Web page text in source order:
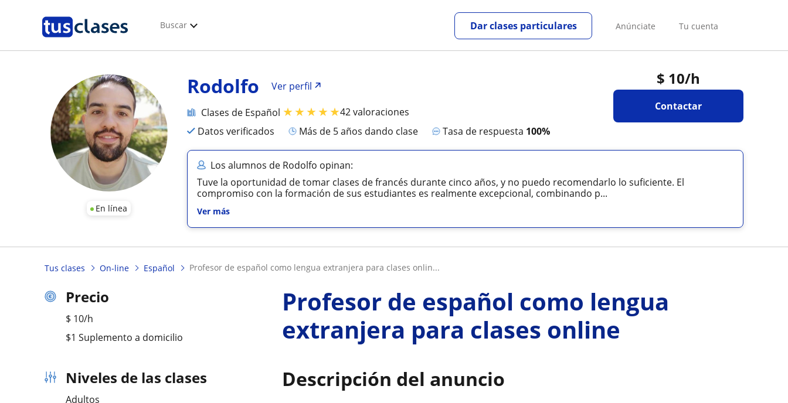
Buscar Anúnciate Tu cuenta
Dar clases particulares
En línea
$ 10/h
Contactar
Rodolfo Ver perfil
Clases de Español ★★★★★42 valoraciones
Datos verificados
más de 5 años dando clase Tasa de respuesta 100%
Los alumnos de Rodolfo opinan:
Tuve la oportunidad de tomar clases de francés durante cinco años, y no puedo recomendarlo lo suficiente. El
compromiso con la formación de sus estudiantes es realmente excepcional, combinando p...
Ver más
Tus clases On-line Español profesor de español como lengua extranjera para clases onlin...
Precio
$ 10/h
$1 Suplemento a domicilio
Niveles de las clases
Adultos
Profesor de español como lengua
extranjera para clases online
Descripción del anuncio